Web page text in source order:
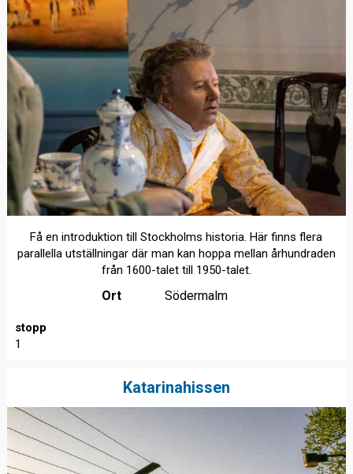
Få en introduktion till Stockholms historia. Här finns flera
parallella utställningar där man kan hoppa mellan århundraden
från 1600-talet till 1950-talet.
Ort Södermalm
stopp
1
Katarinahissen